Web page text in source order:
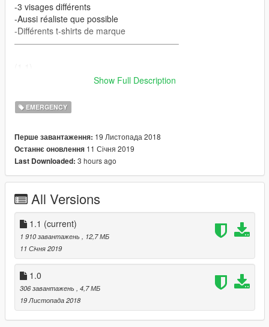
-3 visages différents
-Aussi réaliste que possible
-Différents t-shirts de marque
———————————————————–
_Added a tactical vest
_Overhaul of all the textures
_Added sunglasses
_Ajout d’un jean
_Ajout d’une veste tactique
_Amélioration de toutes les textures
_Ajout de lunettes de soleil
———————————————————–
Big thanks to/ Un grand merci à:
Show Full Description
EMERGENCY
Перше завантаження: 19 Листопада 2018
Останнє оновлення 11 Січня 2019
Last Downloaded: 3 hours ago
All Versions
1.1 (current)
1 910 завантажень
, 12,7 МБ
11 Січня 2019
1.0
306 завантажень
, 4,7 МБ
19 Листопада 2018